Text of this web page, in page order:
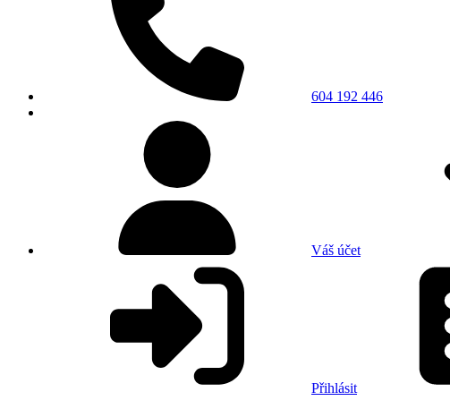
604 192 446
Váš účet
Přihlásit